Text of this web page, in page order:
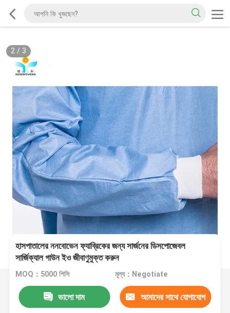
2/ 3
হাসপাতালের ননবোভেন ফ্যাব্রিকের জন্য সার্জনের ডিসপোজেবল
সার্জিক্যাল গাউন ইও জীবাণুমুক্ত করুন
MOQ：5000 পিসি মূল্য：Negotiate
ভালো দাম আমাদের সাথে যোগাযোগ